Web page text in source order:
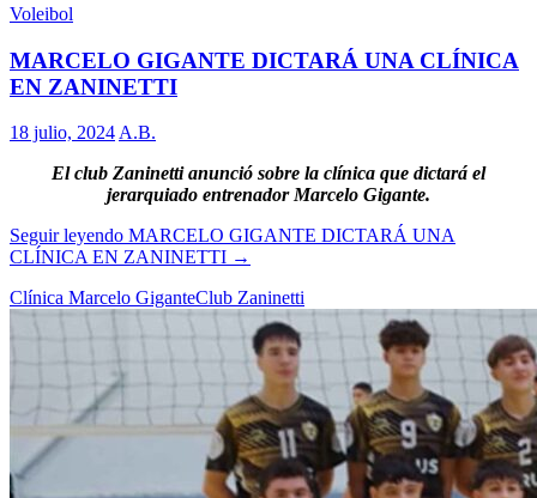
Voleibol
MARCELO GIGANTE DICTARÁ UNA CLÍNICA
EN ZANINETTI
18 julio, 2024A.B.
El club Zaninetti anunció sobre la clínica que dictará el
jerarquiado entrenador Marcelo Gigante.
Seguir leyendo MARCELO GIGANTE DICTARÁ UNA
CLÍNICA EN ZANINETTI →
Clínica Marcelo GiganteClub Zaninetti